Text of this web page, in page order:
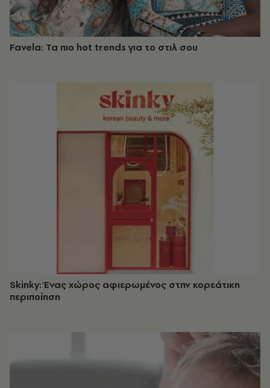
Favela: Τα πιο hot trends για το στιλ σου
Skinky: Ένας χώρος αφιερωμένος στην κορεάτικη
περιποίηση